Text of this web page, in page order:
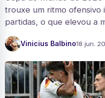
trouxe um ritmo ofensivo
partidas, o que elevou a
Vinicius Balbino18 jun.